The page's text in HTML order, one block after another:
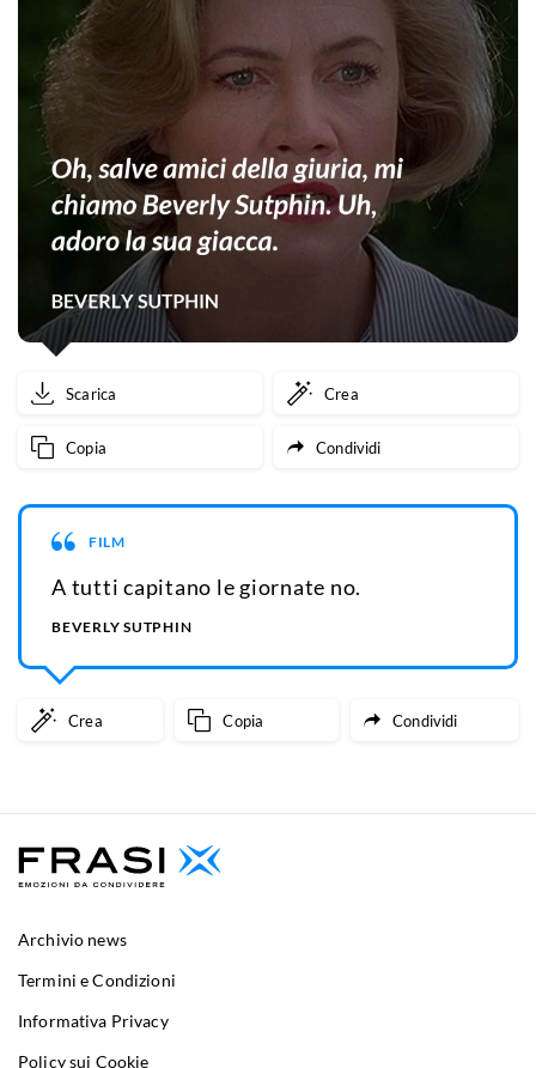
Scarica Crea
Copia Condividi
FILM
A tutti capitano le giornate no.
BEVERLY SUTPHIN
Crea Copia Condividi
Archivio news
Termini e Condizioni
Informativa Privacy
Policy sui Cookie